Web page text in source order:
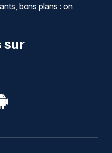
bons plans : on
sur